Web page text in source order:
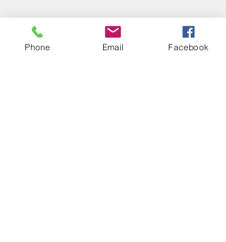
Umsatzsteuer-Identifikationsnr: DE
320311542
Phone Email Facebook